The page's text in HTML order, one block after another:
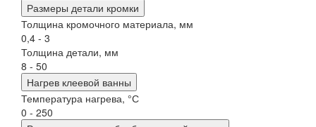
Размеры детали кромки
Толщина кромочного материала, мм
0,4 - 3
Толщина детали, мм
8 - 50
Нагрев клеевой ванны
Температура нагрева, °С
0 - 250